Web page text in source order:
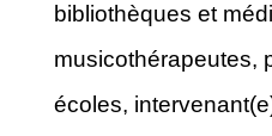
bibliothèques et
musicothérapeutes,
écoles,